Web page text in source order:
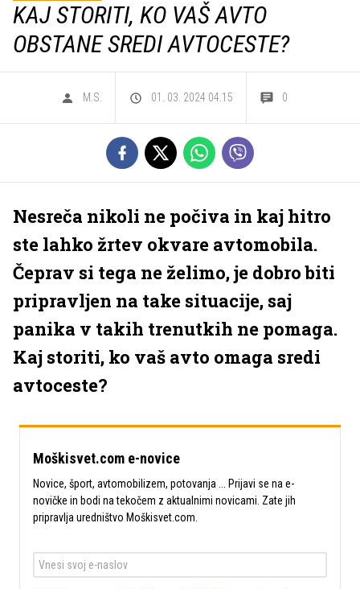
KAJ STORITI, KO VAŠ AVTO
OBSTANE SREDI AVTOCESTE?
M.S. 01. 03. 2024 04.15 0
Nesreča nikoli ne počiva in kaj hitro
ste lahko žrtev okvare avtomobila.
Čeprav si tega ne želimo, je dobro biti
pripravljen na take situacije, saj
panika v takih trenutkih ne pomaga.
Kaj storiti, ko vaš avto omaga sredi
avtoceste?
Moškisvet.com e-novice
Novice, šport, avtomobilizem, potovanja ... Prijavi se na e-
novičke in bodi na tekočem z aktualnimi novicami. Zate jih
pripravlja uredništvo Moškisvet.com.